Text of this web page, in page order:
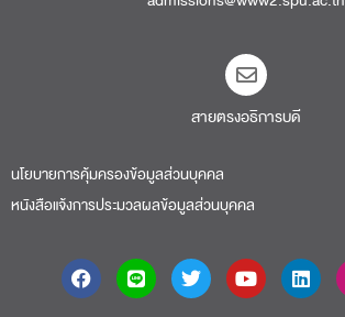
สายตรงอธิการบดี​
นโยบายการคุ้มครองข้อมูลส่วนบุคคล
หนังสือแจ้งการประมวลผลข้อมูลส่วนบุคคล